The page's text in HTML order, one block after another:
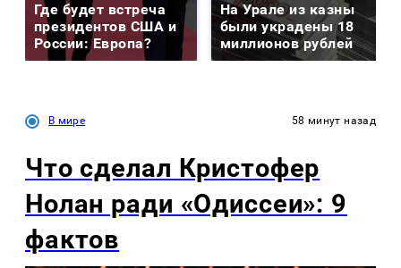
Где будет встреча
президентов США и
России: Европа?
На Урале из казны
были украдены 18
миллионов рублей
В мире 58 минут назад
Что сделал Кристофер
Нолан ради «Одиссеи»: 9
фактов